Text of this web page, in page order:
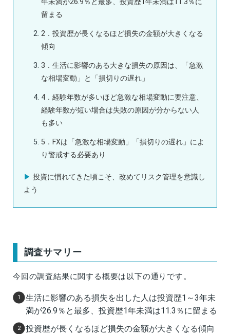
留まる
2．投資歴が長くなるほど損失の金額が大きくなる
傾向
3．生活に影響のある大きな損失の原因は、「急激
な相場変動」と「損切りの遅れ」
4．経験年数が多いほど急激な相場変動に要注意、
経験年数が短い場合は失敗の原因が分からない人
も多い
5．FXは「急激な相場変動」「損切りの遅れ」によ
り警戒する必要あり
投資に慣れてきた頃こそ、改めてリスク管理を意識し
よう
調査サマリー
今回の調査結果に関する概要は以下の通りです。
生活に影響のある損失を出した人は投資歴1～3年未
満が26.9％と最多、投資歴1年未満は11.3％に留まる
投資歴が長くなるほど損失の金額が大きくなる傾向